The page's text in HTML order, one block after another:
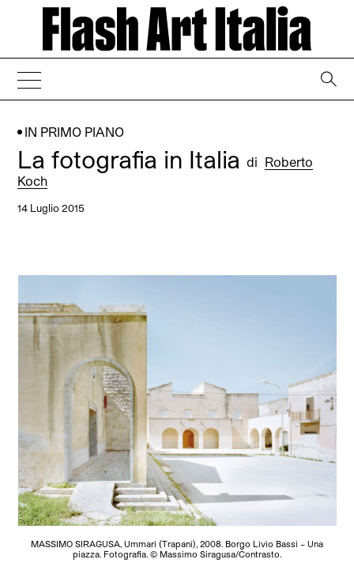
IN PRIMO PIANO
La fotografia in Italiadi Roberto
Koch
14 Luglio 2015
MASSIMO SIRAGUSA, Ummari (Trapani), 2008. Borgo Livio Bassi – Una
piazza. Fotografia. © Massimo Siragusa/Contrasto.